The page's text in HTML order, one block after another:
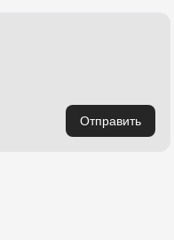
Отправить